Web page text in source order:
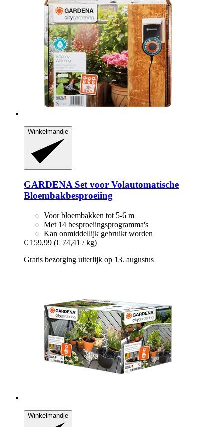
Winkelmandje
GARDENA Set voor Volautomatische
Bloembakbesproeiing
Voor bloembakken tot 5-6 m
Met 14 besproeiingsprogramma's
Kan onmiddellijk gebruikt worden
€ 159,99 (€ 74,41 / kg)
Gratis bezorging uiterlijk op 13. augustus
Winkelmandje